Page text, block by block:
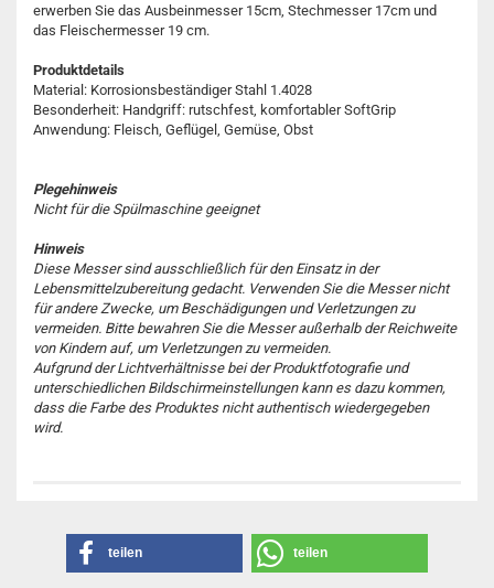
erwerben Sie das Ausbeinmesser 15cm, Stechmesser 17cm und
das Fleischermesser 19 cm.
Produktdetails
Material: Korrosionsbeständiger Stahl 1.4028
Besonderheit: Handgriff: rutschfest, komfortabler SoftGrip
Anwendung: Fleisch, Geflügel, Gemüse, Obst
Plegehinweis
Nicht für die Spülmaschine geeignet
Hinweis
Diese Messer sind ausschließlich für den Einsatz in der
Lebensmittelzubereitung gedacht. Verwenden Sie die Messer nicht
für andere Zwecke, um Beschädigungen und Verletzungen zu
vermeiden. Bitte bewahren Sie die Messer außerhalb der Reichweite
von Kindern auf, um Verletzungen zu vermeiden.
Aufgrund der Lichtverhältnisse bei der Produktfotografie und
unterschiedlichen Bildschirmeinstellungen kann es dazu kommen,
dass die Farbe des Produktes nicht authentisch wiedergegeben
wird.
teilen teilen